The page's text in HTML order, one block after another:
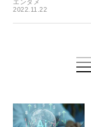
エンタメ
2022.11.22